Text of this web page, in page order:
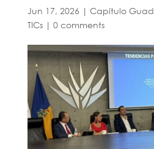
Jun 17, 2026 | Capítulo
TICs| 0 comments